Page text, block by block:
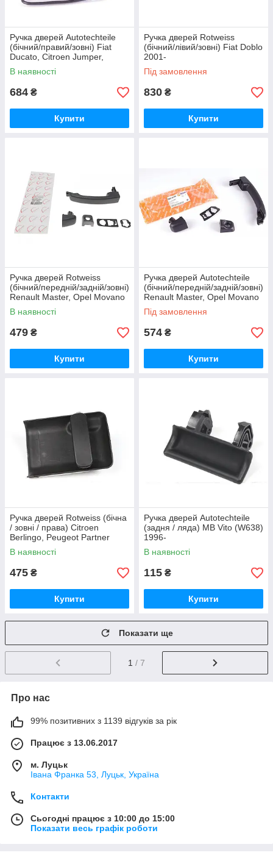
Ручка дверей Autotechteile
(бічний/правий/зовні) Fiat
Ducato, Citroen Jumper,
Peugeot Boxer (1994-2002)
В наявності
684 ₴
Купити
Ручка дверей Rotweiss
(бічний/лівий/зовні) Fiat Doblo
2001-
Під замовлення
830 ₴
Купити
Ручка дверей Rotweiss
(бічний/передній/задній/зовні)
Renault Master, Opel Movano
2010-
В наявності
479 ₴
Купити
Ручка дверей Autotechteile
(бічний/передній/задній/зовні)
Renault Master, Opel Movano
2010-
Під замовлення
574 ₴
Купити
Ручка дверей Rotweiss (бічна
/ зовні / права) Citroen
Berlingo, Peugeot Partner
(1996-_)
В наявності
475 ₴
Купити
Ручка дверей Autotechteile
(задня / ляда) MB Vito (W638)
1996-
В наявності
115 ₴
Купити
Показати ще
1 / 7
Про нас
99% позитивних з 1139 відгуків за рік
Працює з 13.06.2017
м. Луцьк
Івана Франка 53, Луцьк, Україна
Контакти
Сьогодні працює з 10:00 до 15:00
Показати весь графік роботи